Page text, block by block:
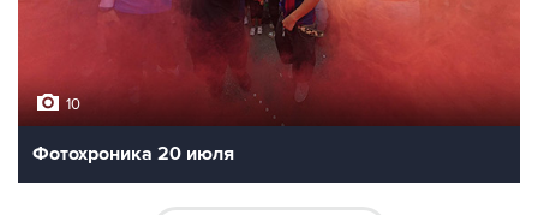
10
Фотохроника 20 июля